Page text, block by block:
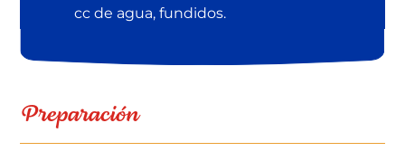
cc de agua, fundidos.
Preparación